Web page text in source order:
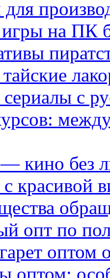
для
игры на ПК
с
кино без
красивой
опт по
оптом